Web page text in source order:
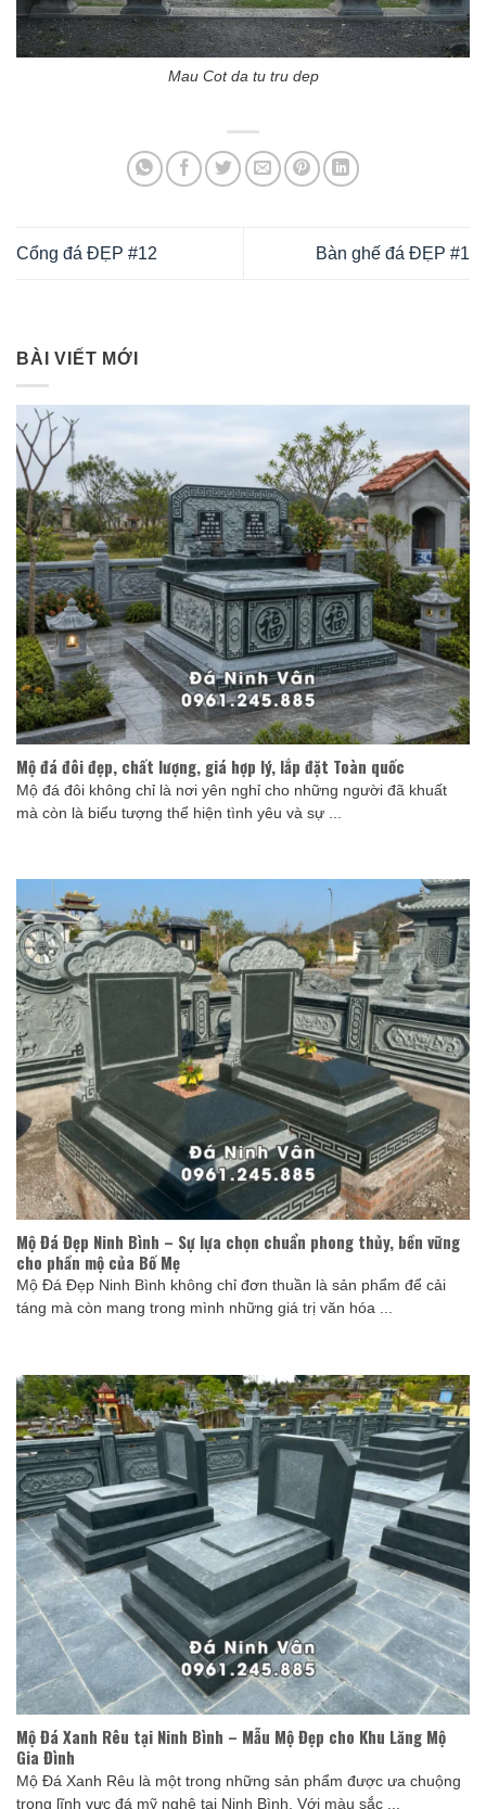
Mau Cot da tu tru dep
Cổng đá ĐẸP #12 Bàn ghế đá ĐẸP #1
BÀI VIẾT MỚI
Mộ đá đôi đẹp, chất lượng, giá hợp lý, lắp đặt Toàn quốc
Mộ đá đôi không chỉ là nơi yên nghỉ cho những người đã khuất
mà còn là biểu tượng thể hiện tình yêu và sự ...
Mộ Đá Đẹp Ninh Bình – Sự lựa chọn chuẩn phong thủy, bền vững
cho phần mộ của Bố Mẹ
Mộ Đá Đẹp Ninh Bình không chỉ đơn thuần là sản phẩm để cải
táng mà còn mang trong mình những giá trị văn hóa ...
Mộ Đá Xanh Rêu tại Ninh Bình – Mẫu Mộ Đẹp cho Khu Lăng Mộ
Gia Đình
Mộ Đá Xanh Rêu là một trong những sản phẩm được ưa chuộng
trong lĩnh vực đá mỹ nghệ tại Ninh Bình. Với màu sắc ...